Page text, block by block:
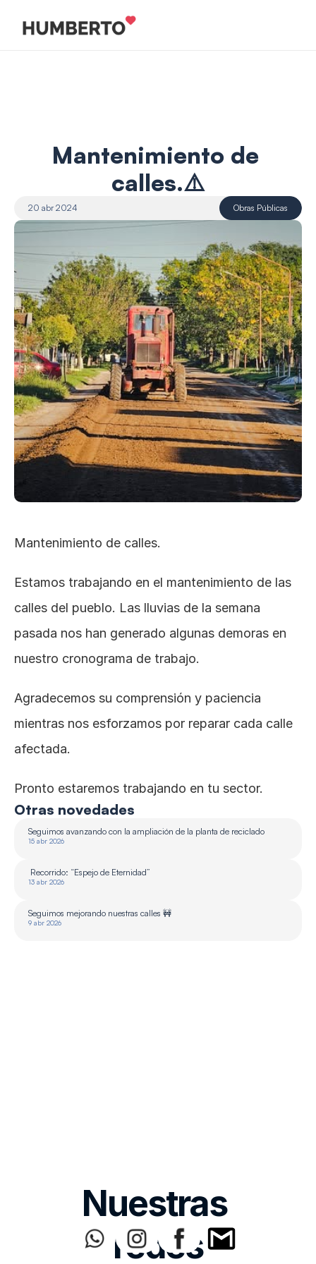
Mantenimiento de
calles.⚠️
20 abr 2024 Obras Públicas
Otras novedades
Seguimos avanzando con la ampliación de la planta de reciclado
15 abr 2026
Recorrido: “Espejo de Eternidad”
13 abr 2026
Seguimos mejorando nuestras calles 🚧
9 abr 2026
Mantenimiento de calles.
Estamos trabajando en el mantenimiento de las
calles del pueblo. Las lluvias de la semana
pasada nos han generado algunas demoras en
nuestro cronograma de trabajo.
Agradecemos su comprensión y paciencia
mientras nos esforzamos por reparar cada calle
afectada.
Pronto estaremos trabajando en tu sector.
Nuestras
redes